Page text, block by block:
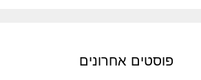
פוסטים אחרונים